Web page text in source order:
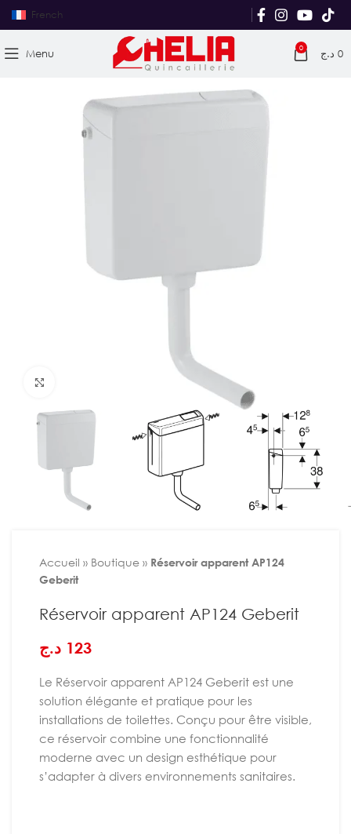
French
Menu 0 0 د.ج
Accueil » Boutique » Réservoir apparent AP124
Geberit
Réservoir apparent AP124 Geberit
123 د.ج
Le Réservoir apparent AP124 Geberit est une
solution élégante et pratique pour les
installations de toilettes. Conçu pour être visible,
ce réservoir combine une fonctionnalité
moderne avec un design esthétique pour
s’adapter à divers environnements sanitaires.